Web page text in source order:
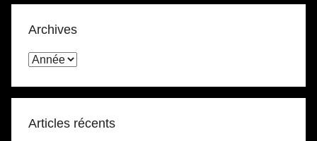
Archives
Articles récents